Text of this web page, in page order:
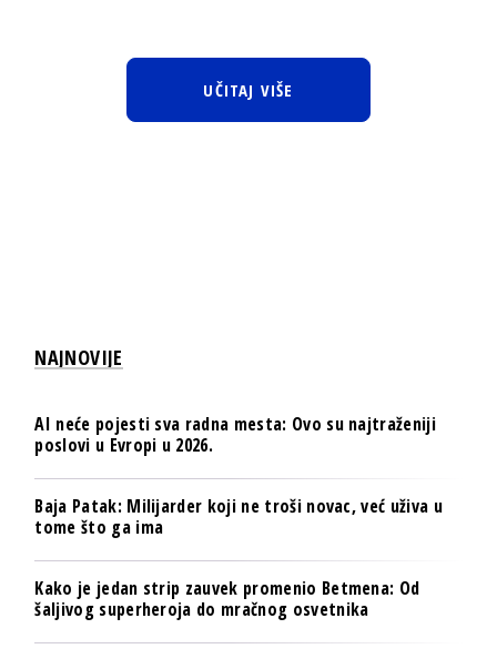
UČITAJ VIŠE
NAJNOVIJE
AI neće pojesti sva radna mesta: Ovo su najtraženiji
poslovi u Evropi u 2026.
Baja Patak: Milijarder koji ne troši novac, već uživa u
tome što ga ima
Kako je jedan strip zauvek promenio Betmena: Od
šaljivog superheroja do mračnog osvetnika